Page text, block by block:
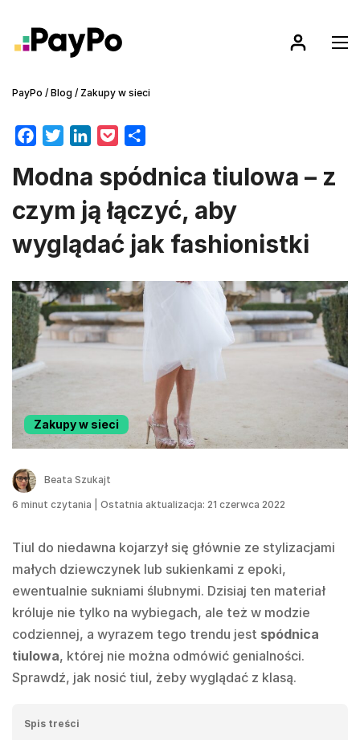
PayPo / Blog / Zakupy w sieci
c
b
o
o
k
i
t
e
n
e
d
n
c
e
t
a
e
Modna spódnica tiulowa – z
czym ją łączyć, aby
wyglądać jak fashionistki
Zakupy w sieci
Beata Szukajt
6 minut czytania Ostatnia aktualizacja: 21 czerwca 2022
Tiul do niedawna kojarzył się głównie ze stylizacjami
małych dziewczynek lub sukienkami z epoki,
ewentualnie sukniami ślubnymi. Dzisiaj ten materiał
króluje nie tylko na wybiegach, ale też w modzie
codziennej, a wyrazem tego trendu jest spódnica
tiulowa, której nie można odmówić genialności.
Sprawdź, jak nosić tiul, żeby wyglądać z klasą.
Spis treści